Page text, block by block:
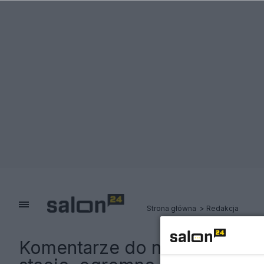
Strona główna Redakcja
Komentarze do notki: